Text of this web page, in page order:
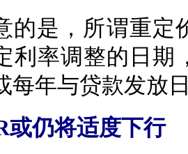
是，所谓重定
利率调整的日
每年与贷款发放
仍将适度下行